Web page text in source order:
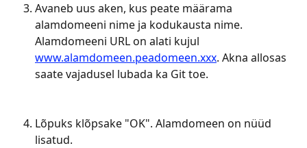
Avaneb uus aken, kus peate määrama
alamdomeeni nime ja kodukausta nime.
Alamdomeeni URL on alati kujul
www.alamdomeen.peadomeen.xxx. Akna allosas
saate vajadusel lubada ka Git toe.
Lõpuks klõpsake "OK". Alamdomeen on nüüd
lisatud.